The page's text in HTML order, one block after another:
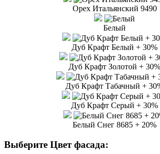
Орех Итальянский 9490
Белый
Дуб Крафт Белый + 30%
Дуб Крафт Золотой + 30%
Дуб Крафт Табачный +
Дуб Крафт Серый + 30%
Белый Снег 8685 + 20%
Выберите Цвет фасада: